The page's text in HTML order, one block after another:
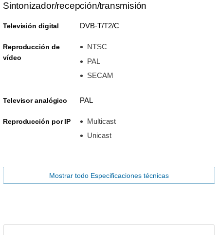
Sintonizador/recepción/transmisión
Televisión digital DVB-T/T2/C
Reproducción de
vídeo
NTSC
PAL
SECAM
Televisor analógico PAL
Reproducción por IP
Multicast
Unicast
Mostrar todo Especificaciones técnicas